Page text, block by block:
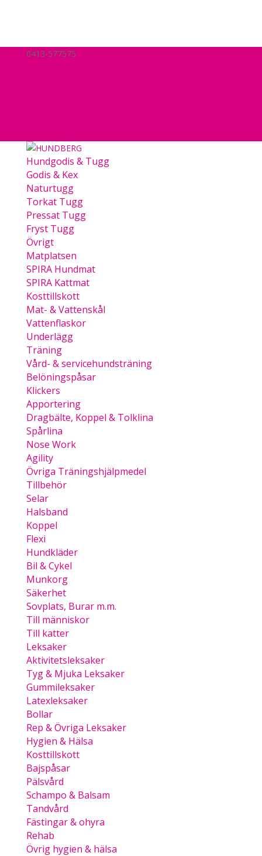
0413-577575
Hundgodis & Tugg
Godis & Kex
Naturtugg
Torkat Tugg
Pressat Tugg
Fryst Tugg
Övrigt
Matplatsen
SPIRA Hundmat
SPIRA Kattmat
Kosttillskott
Mat- & Vattenskål
Vattenflaskor
Underlägg
Träning
Vård- & servicehundsträning
Belöningspåsar
Klickers
Apportering
Dragbälte, Koppel & Tolklina
Spårlina
Nose Work
Agility
Övriga Träningshjälpmedel
Tillbehör
Selar
Halsband
Koppel
Flexi
Hundkläder
Bil & Cykel
Munkorg
Säkerhet
Sovplats, Burar m.m.
Till människor
Till katter
Leksaker
Aktivitetsleksaker
Tyg & Mjuka Leksaker
Gummileksaker
Latexleksaker
Bollar
Rep & Övriga Leksaker
Hygien & Hälsa
Kosttillskott
Bajspåsar
Pälsvård
Schampo & Balsam
Tandvård
Fästingar & ohyra
Rehab
Övrig hygien & hälsa